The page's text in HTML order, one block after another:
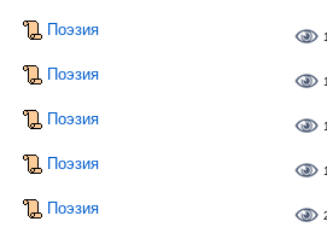
Поэзия
Поэзия
Поэзия
Поэзия
Поэзия